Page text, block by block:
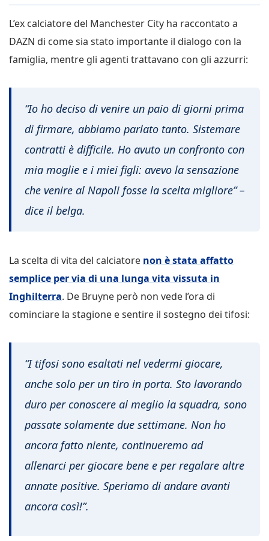
L’ex calciatore del Manchester City ha raccontato a
DAZN di come sia stato importante il dialogo con la
famiglia, mentre gli agenti trattavano con gli azzurri:
“Io ho deciso di venire un paio di giorni prima
di firmare, abbiamo parlato tanto. Sistemare
contratti è difficile. Ho avuto un confronto con
mia moglie e i miei figli: avevo la sensazione
che venire al Napoli fosse la scelta migliore” –
dice il belga.
La scelta di vita del calciatore non è stata affatto
semplice per via di una lunga vita vissuta in
Inghilterra. De Bruyne però non vede l’ora di
cominciare la stagione e sentire il sostegno dei tifosi:
“I tifosi sono esaltati nel vedermi giocare,
anche solo per un tiro in porta. Sto lavorando
duro per conoscere al meglio la squadra, sono
passate solamente due settimane. Non ho
ancora fatto niente, continueremo ad
allenarci per giocare bene e per regalare altre
annate positive. Speriamo di andare avanti
ancora così!”.